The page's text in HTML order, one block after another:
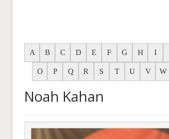
A B C D E F G H I
O P Q R S T U V W
Noah Kahan